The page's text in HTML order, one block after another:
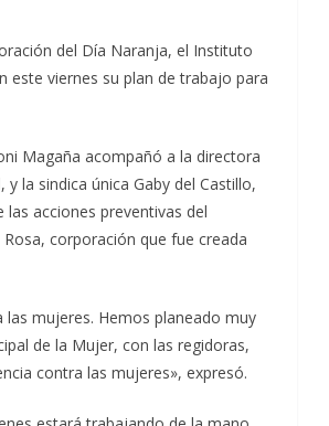
del Día Naranja, el Instituto
este viernes su plan de trabajo para
Magaña acompañó a la directora
la sindica única Gaby del Castillo,
acciones preventivas del
corporación que fue creada
mujeres. Hemos planeado muy
de la Mujer, con las regidoras,
contra las mujeres», expresó.